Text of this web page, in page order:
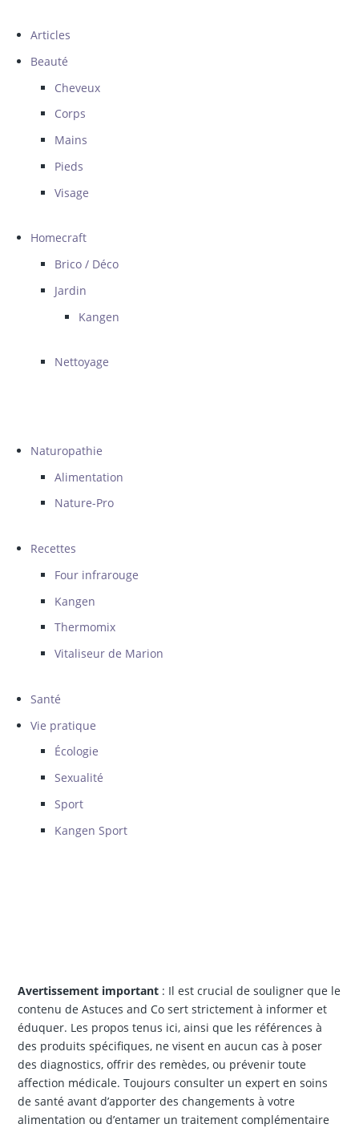
Articles
Beauté
Cheveux
Corps
Mains
Pieds
Visage
Homecraft
Brico / Déco
Jardin
Kangen
Nettoyage
Naturopathie
Alimentation
Nature-Pro
Recettes
Four infrarouge
Kangen
Thermomix
Vitaliseur de Marion
Santé
Vie pratique
Écologie
Sexualité
Sport
Kangen Sport
Avertissement important : Il est crucial de souligner que le
contenu de Astuces and Co sert strictement à informer et
éduquer. Les propos tenus ici, ainsi que les références à
des produits spécifiques, ne visent en aucun cas à poser
des diagnostics, offrir des remèdes, ou prévenir toute
affection médicale. Toujours consulter un expert en soins
de santé avant d’apporter des changements à votre
alimentation ou d’entamer un traitement complémentaire